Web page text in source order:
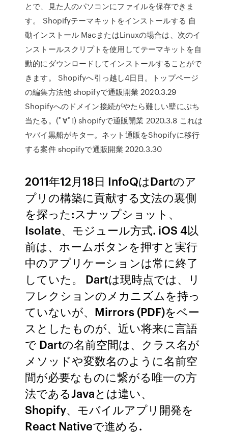
とで、見た人のパソコンにファイルを保存できま
す。 Shopifyテーマキットをインストールする 自
動インストール MacまたはLinuxの場合は、次のイ
ンストールスクリプトを使用してテーマキットを自
動的にダウンロードしてインストールすることがで
きます。 Shopifyへ引っ越し4日目。トップページ
の編集方法他 shopifyで通販開業 2020.3.29
Shopifyへのドメイン接続がやたら難しい壁にぶち
当たる。(ﾟ∀ﾟ!) shopifyで通販開業 2020.3.8 これは
ヤバイ黒船がキター。ネット通販をShopifyに移行
する案件 shopifyで通販開業 2020.3.30
2011年12月18日 InfoQはDartのア
プリの構築に貢献する文法の裏側
を探った:スナップショット、
Isolate、モジュール方式. iOS 4以
前は、ホームボタンを押すと実行
中のアプリケーションは常に終了
していた。 Dartは現時点では、リ
フレクションのメカニズムを持っ
ていないが、Mirrors (PDF)をベー
スとしたものが、近い将来に言語
で Dartの名前空間は、クラス名が
メソッドや変数名のように名前空
間が必要なものに繋がる唯一の方
法であるJavaとは違い、
Shopify、モバイルアプリ開発を
React Nativeで進める.